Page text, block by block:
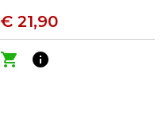
€ 21,90
shopping_cart
info